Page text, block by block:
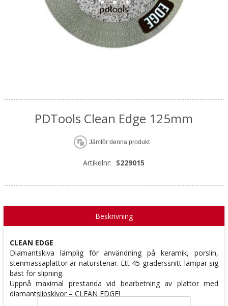
PDTools Clean Edge 125mm
Jämför denna produkt
Artikelnr: S229015
Beskrivning
CLEAN EDGE
Diamantskiva lämplig för användning på keramik, porslin,
stenmassaplattor är naturstenar. Ett 45-graderssnitt lämpar sig
bäst för slipning.
Uppnå maximal prestanda vid bearbetning av plattor med
diamantslipskivor – CLEAN EDGE!